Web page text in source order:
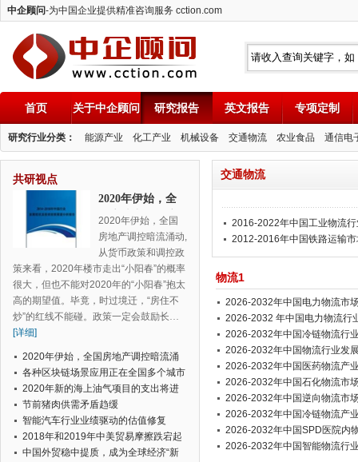
中企顾问-为中国企业提供精准咨询服务 cction.com
中企顾问
首页 关于中企顾问 研究报告 英文报告 专项定制
研究行业分类： 能源产业 化工产业 机械设备 交通物流 农业食品 通信电
共研视点
2020年伊始，全
国房地产调控暗
流涌动
2020年伊始，全国
房地产调控暗流涌动,
从货币政策和调控政
策来看，2020年楼市走出“小阳春”的概率
很大，但也不能对2020年的“小阳春”抱太
高的期望值。毕竟，时过境迁，“房住不
炒”的红线不能碰。政策一定会鼓励长…
[详细]
2020年伊始，全国房地产调控暗流涌
动
各种区块链场景应用正在全国多个城市
落地
2020年新的海上油气项目的支出将进
一步增长
节前猪肉供需矛盾趋缓
智能汽车行业业绩驱动的估值修复
2018年和2019年中美贸易摩擦跌宕起
伏
中国外贸稳中提质，成为全球经济“新
交通物流
2016-2022年中国工业物流
2012-2016年中国铁路运输
物流1
2026-2032年中国电力物流市
告
2026-2032 年中国电力物流行
2026-2032年中国冷链物流行
2026-2032年中国物流行业发
2026-2032年中国医药物流产
告
2026-2032年中国石化物流市
析报告
2026-2032年中国逆向物流市
告
2026-2032年中国冷链物流产
析报告
2026-2032年中国SPD医院内
研究报告
2026-2032年中国智能物流行